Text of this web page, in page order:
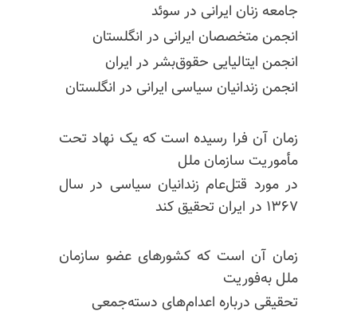
جامعه زنان ایرانی در سوئد
انجمن متخصصان ایرانی در انگلستان
انجمن ایتالیایی حقوق‌بشر در ایران
انجمن زندانیان سیاسی ایرانی در انگلستان
زمان آن فرا رسیده است که یک نهاد تحت
مأموریت سازمان ملل
در مورد قتل‌عام زندانیان سیاسی در سال
۱۳۶۷ در ایران تحقیق کند
زمان آن است که کشورهای عضو سازمان
ملل به‌فوریت
تحقیقی درباره اعدام‌های دسته‌جمعی